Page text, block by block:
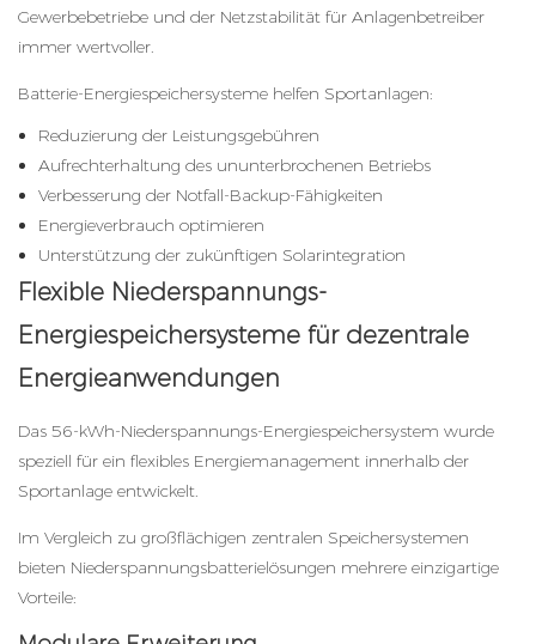
Gewerbebetriebe und der Netzstabilität für Anlagenbetreiber
immer wertvoller.
Batterie-Energiespeichersysteme helfen Sportanlagen:
Reduzierung der Leistungsgebühren
Aufrechterhaltung des ununterbrochenen Betriebs
Verbesserung der Notfall-Backup-Fähigkeiten
Energieverbrauch optimieren
Unterstützung der zukünftigen Solarintegration
Flexible Niederspannungs-
Energiespeichersysteme für dezentrale
Energieanwendungen
Das 56-kWh-Niederspannungs-Energiespeichersystem wurde
speziell für ein flexibles Energiemanagement innerhalb der
Sportanlage entwickelt.
Im Vergleich zu großflächigen zentralen Speichersystemen
bieten Niederspannungsbatterielösungen mehrere einzigartige
Vorteile: